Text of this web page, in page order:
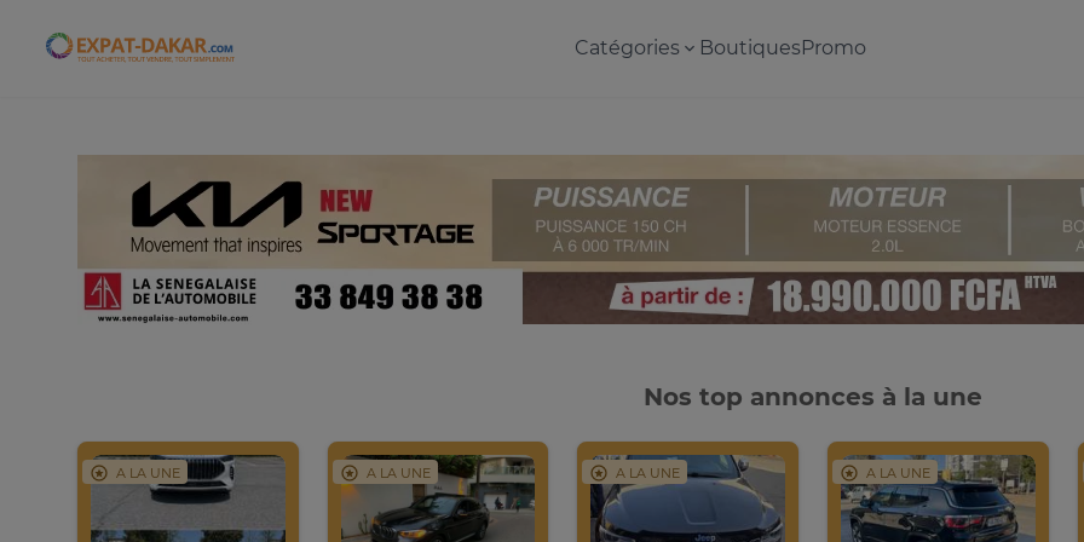
Expat-Dakar Catégories BoutiquesPromo
Nos top annonces à la une
A LA UNE A LA UNE A LA UNE A LA UNE